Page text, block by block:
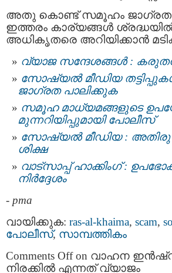
അതു കൊണ്ട് സമൂഹം
ഇത്തരം കാര്യങ്ങൾ
അധികൃതരെ അറിയിക്കാൻ
വ്യാജ സന്ദേശങ്ങള്‍ :
സോഷ്യൽ മീഡിയ
ജാഗ്രത പാലിക്കുക
സമൂഹ മാധ്യമങ്ങളുടെ
മുന്നറിയിപ്പുമായി പോലീസ്
സോഷ്യല്‍ മീഡിയ : അതിരു
ശിക്ഷ
വാട്സാപ്പ് ഹാക്കിംഗ് :
നിര്‍ദ്ദേശം
- pma
വായിക്കുക: ras-al-khaima, scam,
പോലീസ്‌, സാമ്പത്തികം
Comments Offon വാഹന
നിരക്കില്‍ എന്നത് വ്യാജം